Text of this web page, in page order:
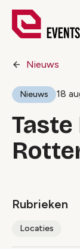
Nieuws
Nieuws 18
Rubrieken
Locaties